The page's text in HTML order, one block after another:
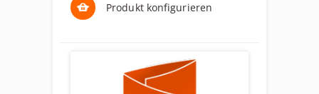
Produkt konfigurieren